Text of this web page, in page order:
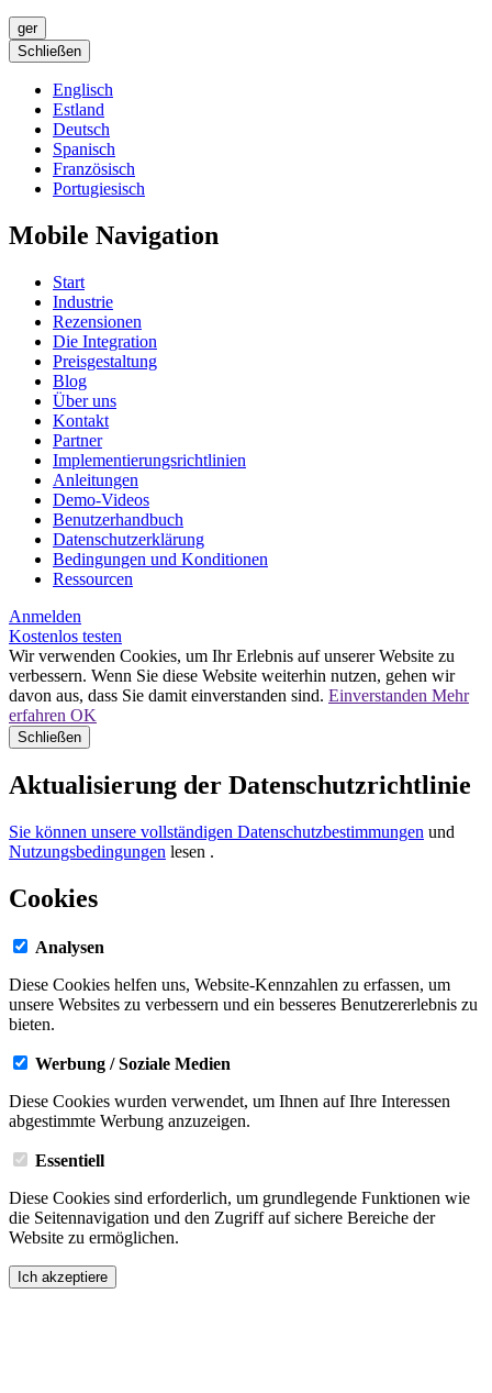
ger
Schließen
Englisch
Estland
Deutsch
Spanisch
Französisch
Portugiesisch
Mobile Navigation
Start
Industrie
Rezensionen
Die Integration
Preisgestaltung
Blog
Über uns
Kontakt
Partner
Implementierungsrichtlinien
Anleitungen
Demo-Videos
Benutzerhandbuch
Datenschutzerklärung
Bedingungen und Konditionen
Ressourcen
Anmelden
Kostenlos testen
Wir verwenden Cookies, um Ihr Erlebnis auf unserer Website zu
verbessern. Wenn Sie diese Website weiterhin nutzen, gehen wir
davon aus, dass Sie damit einverstanden sind. Einverstanden Mehr
erfahren OK
Schließen
Aktualisierung der Datenschutzrichtlinie
Sie können unsere vollständigen Datenschutzbestimmungen und
Nutzungsbedingungen lesen .
Cookies
Analysen
Diese Cookies helfen uns, Website-Kennzahlen zu erfassen, um
unsere Websites zu verbessern und ein besseres Benutzererlebnis zu
bieten.
Werbung / Soziale Medien
Diese Cookies wurden verwendet, um Ihnen auf Ihre Interessen
abgestimmte Werbung anzuzeigen.
Essentiell
Diese Cookies sind erforderlich, um grundlegende Funktionen wie
die Seitennavigation und den Zugriff auf sichere Bereiche der
Website zu ermöglichen.
Ich akzeptiere